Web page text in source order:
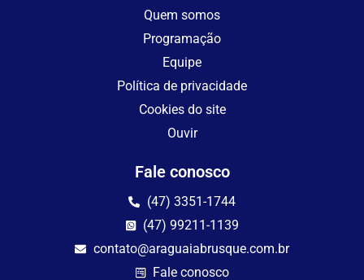
Quem somos
Programação
Equipe
Política de privacidade
Cookies do site
Ouvir
Fale conosco
(47) 3351-1744
(47) 99211-1139
contato@araguaiabrusque.com.br
Fale conosco